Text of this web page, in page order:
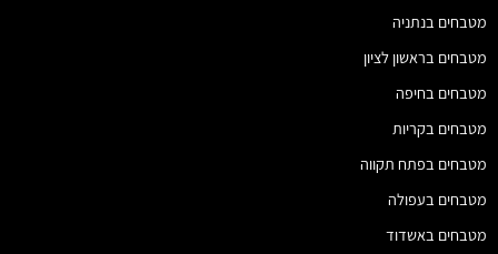
מטבחים בנתניה
מטבחים בראשון לציון
מטבחים בחיפה
מטבחים בקריות
מטבחים בפתח תקווה
מטבחים בעפולה
מטבחים באשדוד